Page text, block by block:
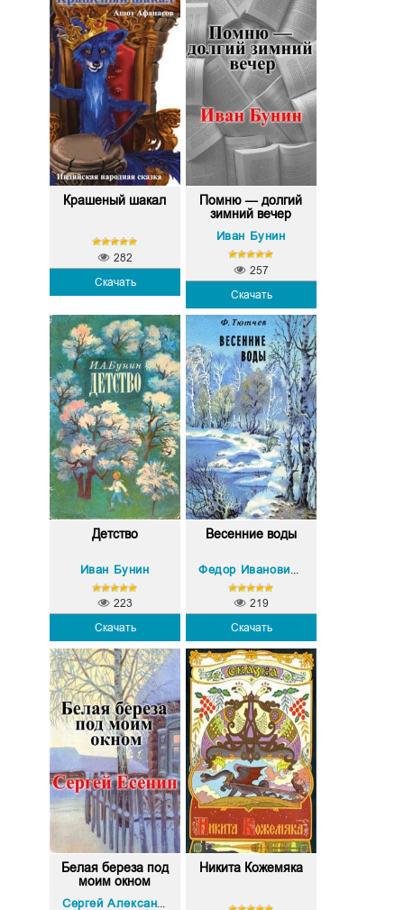
Крашеный шакал
Скачать
282
Помню — долгий
зимний вечер
Иван Бунин
Скачать
257
Детство
Иван Бунин
Скачать
223
Весенние воды
Федор Иванович Тютчев
Скачать
219
Белая береза под
моим окном
Сергей Александрович Есенин
Никита Кожемяка